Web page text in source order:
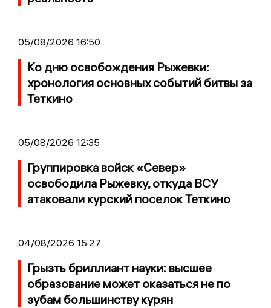
05/08/2026 16:50
Ко дню освобождения Рыжевки:
хронология основных событий битвы за
Теткино
05/08/2026 12:35
Группировка войск «Север»
освободила Рыжевку, откуда ВСУ
атаковали курский поселок Теткино
04/08/2026 15:27
Грызть бриллиант науки: высшее
образование может оказаться не по
зубам большинству курян